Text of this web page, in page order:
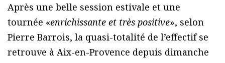
Après une belle session estivale et une
tournée «enrichissante et très positive», selon
Pierre Barrois, la quasi-totalité de l’effectif se
retrouve à Aix-en-Provence depuis dimanche